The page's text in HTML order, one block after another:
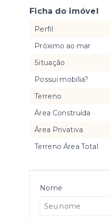
Ficha do imóvel
Perfil
Próximo ao mar
Situação
Possui mobília?
Terreno
Área Construída
Área Privativa
Terreno Área Total
Nome